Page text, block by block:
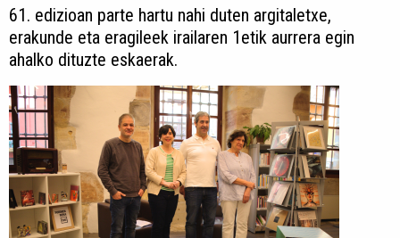
61. edizioan parte hartu nahi duten argitaletxe,
erakunde eta eragileek irailaren 1etik aurrera egin
ahalko dituzte eskaerak.